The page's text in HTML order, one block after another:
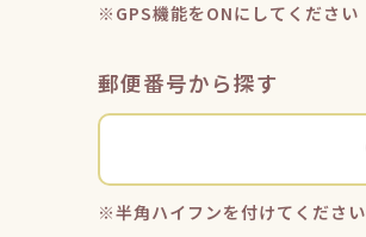
※GPS機能をONにしてください
郵便番号から探す
※半角ハイフンを付けてください